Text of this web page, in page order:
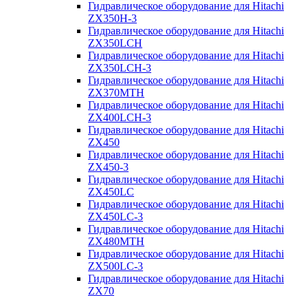
Гидравлическое оборудование для Hitachi
ZX350H-3
Гидравлическое оборудование для Hitachi
ZX350LCH
Гидравлическое оборудование для Hitachi
ZX350LCH-3
Гидравлическое оборудование для Hitachi
ZX370MTH
Гидравлическое оборудование для Hitachi
ZX400LCH-3
Гидравлическое оборудование для Hitachi
ZX450
Гидравлическое оборудование для Hitachi
ZX450-3
Гидравлическое оборудование для Hitachi
ZX450LC
Гидравлическое оборудование для Hitachi
ZX450LC-3
Гидравлическое оборудование для Hitachi
ZX480MTH
Гидравлическое оборудование для Hitachi
ZX500LC-3
Гидравлическое оборудование для Hitachi
ZX70